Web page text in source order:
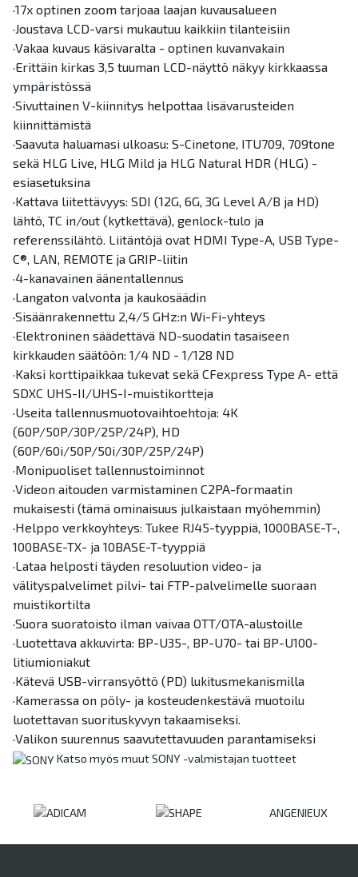
·17x optinen zoom tarjoaa laajan kuvausalueen
·Joustava LCD-varsi mukautuu kaikkiin tilanteisiin
·Vakaa kuvaus käsivaralta - optinen kuvanvakain
·Erittäin kirkas 3,5 tuuman LCD-näyttö näkyy kirkkaassa
ympäristössä
·Sivuttainen V-kiinnitys helpottaa lisävarusteiden
kiinnittämistä
·Saavuta haluamasi ulkoasu: S-Cinetone, ITU709, 709tone
sekä HLG Live, HLG Mild ja HLG Natural HDR (HLG) -
esiasetuksina
·Kattava liitettävyys: SDI (12G, 6G, 3G Level A/B ja HD)
lähtö, TC in/out (kytkettävä), genlock-tulo ja
referenssilähtö. Liitäntöjä ovat HDMI Type-A, USB Type-
C®, LAN, REMOTE ja GRIP-liitin
·4-kanavainen äänentallennus
·Langaton valvonta ja kaukosäädin
·Sisäänrakennettu 2,4/5 GHz:n Wi-Fi-yhteys
·Elektroninen säädettävä ND-suodatin tasaiseen
kirkkauden säätöön: 1/4 ND - 1/128 ND
·Kaksi korttipaikkaa tukevat sekä CFexpress Type A- että
SDXC UHS-II/UHS-I-muistikortteja
·Useita tallennusmuotovaihtoehtoja: 4K
(60P/50P/30P/25P/24P), HD
(60P/60i/50P/50i/30P/25P/24P)
·Monipuoliset tallennustoiminnot
·Videon aitouden varmistaminen C2PA-formaatin
mukaisesti (tämä ominaisuus julkaistaan myöhemmin)
·Helppo verkkoyhteys: Tukee RJ45-tyyppiä, 1000BASE-T-,
100BASE-TX- ja 10BASE-T-tyyppiä
·Lataa helposti täyden resoluution video- ja
välityspalvelimet pilvi- tai FTP-palvelimelle suoraan
muistikortilta
·Suora suoratoisto ilman vaivaa OTT/OTA-alustoille
·Luotettava akkuvirta: BP-U35-, BP-U70- tai BP-U100-
litiumioniakut
·Kätevä USB-virransyöttö (PD) lukitusmekanismilla
·Kamerassa on pöly- ja kosteudenkestävä muotoilu
luotettavan suorituskyvyn takaamiseksi.
·Valikon suurennus saavutettavuuden parantamiseksi
Katso myös muut SONY -valmistajan tuotteet
ANGENIEUX